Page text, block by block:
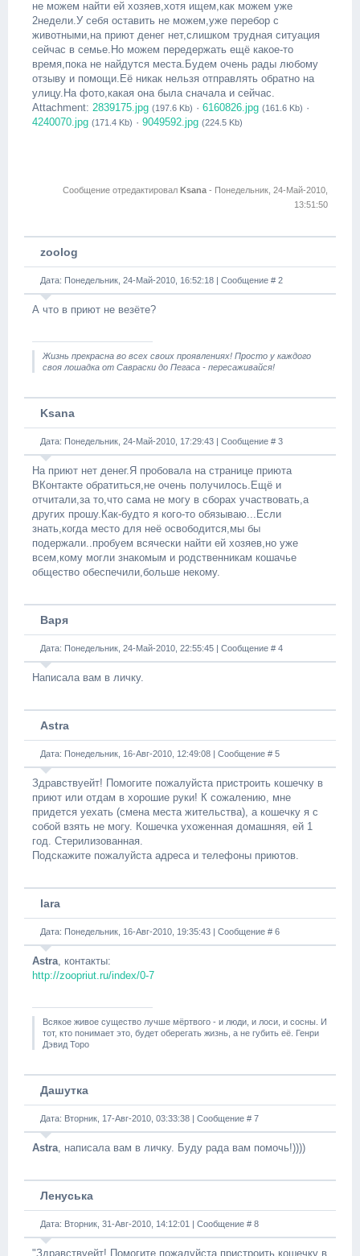
не можем найти ей хозяев,хотя ищем,как можем уже
2недели.У себя оставить не можем,уже перебор с
животными,на приют денег нет,слишком трудная ситуация
сейчас в семье.Но можем передержать ещё какое-то
время,пока не найдутся места.Будем очень рады любому
отзыву и помощи.Её никак нельзя отправлять обратно на
улицу.На фото,какая она была сначала и сейчас.
Attachment: 2839175.jpg (197.6 Kb) · 6160826.jpg (161.6 Kb) ·
4240070.jpg (171.4 Kb) · 9049592.jpg (224.5 Kb)
Сообщение отредактировал Ksana - Понедельник, 24-Май-2010,
13:51:50
zoolog
Дата: Понедельник, 24-Май-2010, 16:52:18 | Сообщение # 2
А что в приют не везёте?
Жизнь прекрасна во всех своих проявлениях! Просто у каждого
своя лошадка от Савраски до Пегаса - пересаживайся!
Ksana
Дата: Понедельник, 24-Май-2010, 17:29:43 | Сообщение # 3
На приют нет денег.Я пробовала на странице приюта
ВКонтакте обратиться,не очень получилось.Ещё и
отчитали,за то,что сама не могу в сборах участвовать,а
других прошу.Как-будто я кого-то обязываю...Если
знать,когда место для неё освободится,мы бы
подержали..пробуем всячески найти ей хозяев,но уже
всем,кому могли знакомым и родственникам кошачье
общество обеспечили,больше некому.
Варя
Дата: Понедельник, 24-Май-2010, 22:55:45 | Сообщение # 4
Написала вам в личку.
Astra
Дата: Понедельник, 16-Авг-2010, 12:49:08 | Сообщение # 5
Здравствуейт! Помогите пожалуйста пристроить кошечку в
приют или отдам в хорошие руки! К сожалению, мне
придется уехать (смена места жительства), а кошечку я с
собой взять не могу. Кошечка ухоженная домашняя, ей 1
год. Стерилизованная.
Подскажите пожалуйста адреса и телефоны приютов.
lara
Дата: Понедельник, 16-Авг-2010, 19:35:43 | Сообщение # 6
Astra, контакты:
http://zoopriut.ru/index/0-7
Всякое живое существо лучше мёртвого - и люди, и лоси, и сосны. И
тот, кто понимает это, будет оберегать жизнь, а не губить её. Генри
Дэвид Торо
Дашутка
Дата: Вторник, 17-Авг-2010, 03:33:38 | Сообщение # 7
Astra, написала вам в личку. Буду рада вам помочь!))))
Ленуська
Дата: Вторник, 31-Авг-2010, 14:12:01 | Сообщение # 8
"Здравствуейт! Помогите пожалуйста пристроить кошечку в